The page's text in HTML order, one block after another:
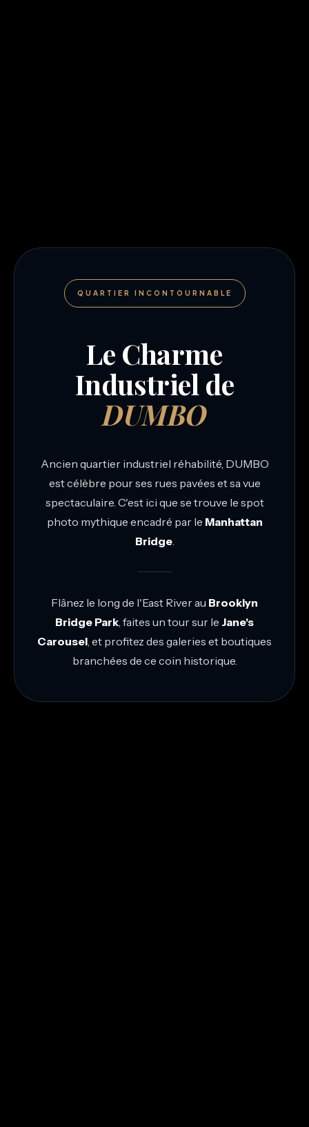
QUARTIER INCONTOURNABLE
Le Charme
Industriel de
DUMBO
Ancien quartier industriel réhabilité, DUMBO
est célèbre pour ses rues pavées et sa vue
spectaculaire. C'est ici que se trouve le spot
photo mythique encadré par le Manhattan
Bridge.
Flânez le long de l'East River au Brooklyn
Bridge Park, faites un tour sur le Jane's
Carousel, et profitez des galeries et boutiques
branchées de ce coin historique.